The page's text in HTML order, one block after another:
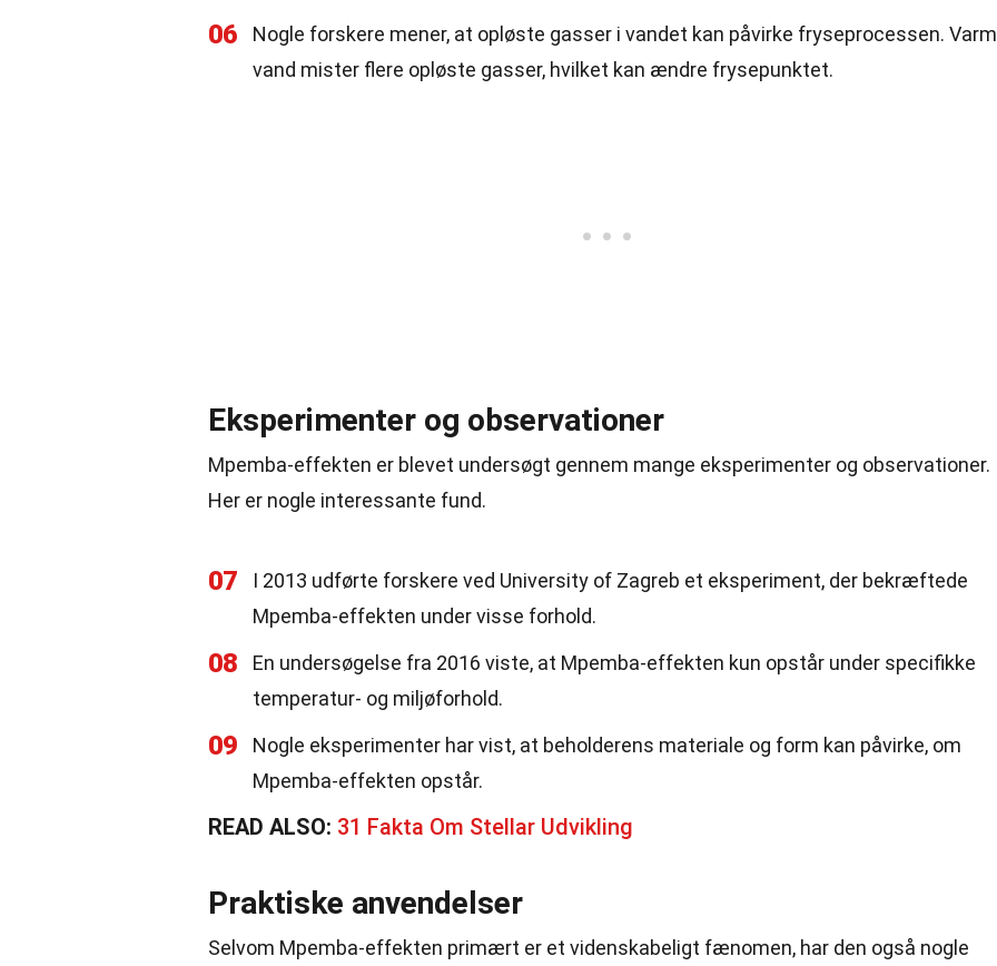
06
Nogle forskere mener, at opløste gasser i vandet kan påvirke fryseprocessen.
vand mister flere opløste gasser, hvilket kan ændre frysepunktet.
Eksperimenter og observationer
Mpemba-effekten er blevet undersøgt gennem mange eksperimenter og observationer.
Her er nogle interessante fund.
07
I 2013 udførte forskere ved University of Zagreb et eksperiment, der bekræftede
Mpemba-effekten under visse forhold.
08
En undersøgelse fra 2016 viste, at Mpemba-effekten kun opstår under specifikke
temperatur- og miljøforhold.
09
Nogle eksperimenter har vist, at beholderens materiale og form kan påvirke, om
Mpemba-effekten opstår.
READ ALSO: 31 Fakta Om Stellar Udvikling
Praktiske anvendelser
Selvom Mpemba-effekten primært er et videnskabeligt fænomen, har den også nogle